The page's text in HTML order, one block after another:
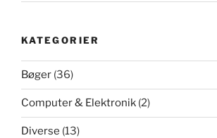
KATEGORIER
Bøger (36)
Computer & Elektronik (2)
Diverse (13)